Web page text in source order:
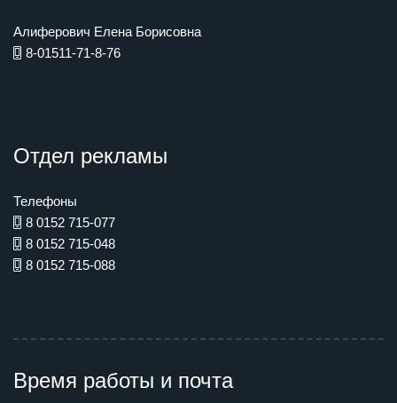
Алиферович Елена Борисовна
8-01511-71-8-76
Отдел рекламы
Телефоны
8 0152 715-077
8 0152 715-048
8 0152 715-088
Время работы и почта